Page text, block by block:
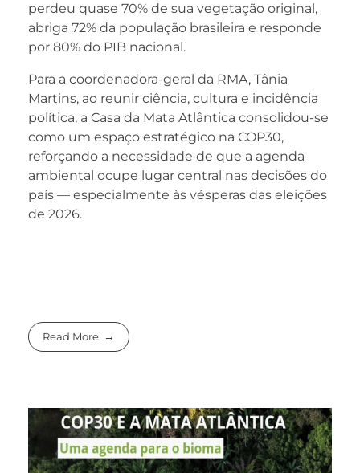
perdeu quase 70% de sua vegetação original,
abriga 72% da população brasileira e responde
por 80% do PIB nacional.
Para a coordenadora-geral da RMA, Tânia
Martins, ao reunir ciência, cultura e incidência
política, a Casa da Mata Atlântica consolidou-se
como um espaço estratégico na COP30,
reforçando a necessidade de que a agenda
ambiental ocupe lugar central nas decisões do
país — especialmente às vésperas das eleições
de 2026.
Read More